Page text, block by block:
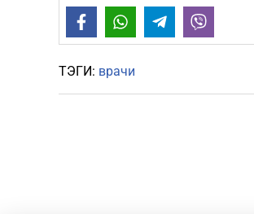
FacebookWhatsAppTelegram
ТЭГИ: врачи